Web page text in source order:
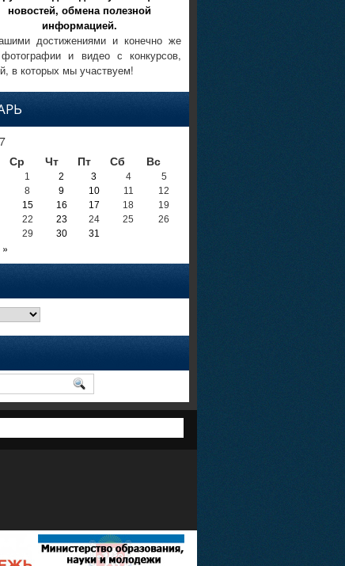
новостей, обмена полезной
информацией.
достижениями и конечно же
и видео с конкурсов,
в которых мы участвуем!
Ср Чт Пт Сб Вс
1 2 3 4
5
8 9 10 11
12
15 16 17 18
19
22 23 24 25
26
29 30 31